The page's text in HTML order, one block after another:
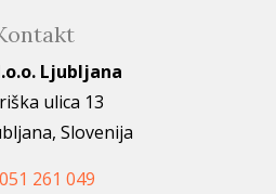
Ljubljana
ulica 13
Slovenija
051 261 049